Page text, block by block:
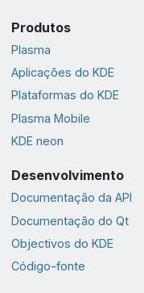
Produtos
Plasma
Aplicações do KDE
Plataformas do KDE
Plasma Mobile
KDE neon
Desenvolvimento
Documentação da API
Documentação do Qt
Objectivos do KDE
Código-fonte